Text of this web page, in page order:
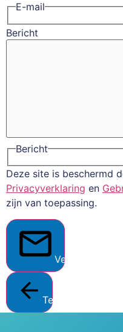
E-mail
Bericht
Bericht
Deze site is beschermd
Privacyverklaring en
zijn van toepassing.
Verstuur
Terug